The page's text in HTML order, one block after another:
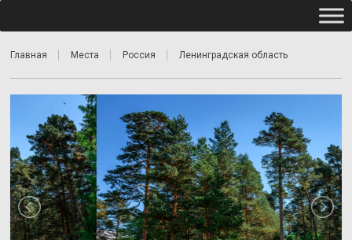
Главная Места Россия Ленинградская область